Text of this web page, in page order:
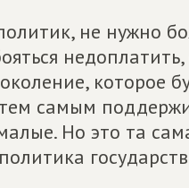
не нужно
которое
самым
Но это та